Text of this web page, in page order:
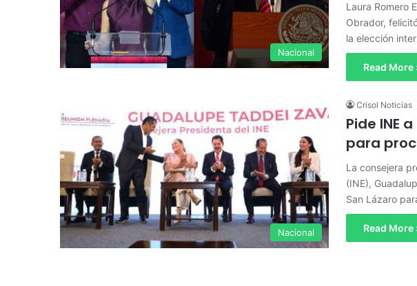
Nacional
Laura Romero
Obrador,
la elección
Read More
Nacional
Crisol Noticias
Pide INE
para
La consejera
(INE),
San Lázaro
Read More